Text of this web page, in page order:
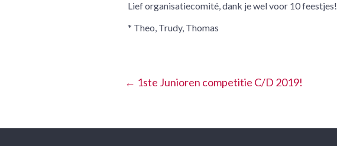
Lief organisatiecomité, dank je wel voor 10 feestjes!
* Theo, Trudy, Thomas
← 1ste Junioren competitie C/D 2019!